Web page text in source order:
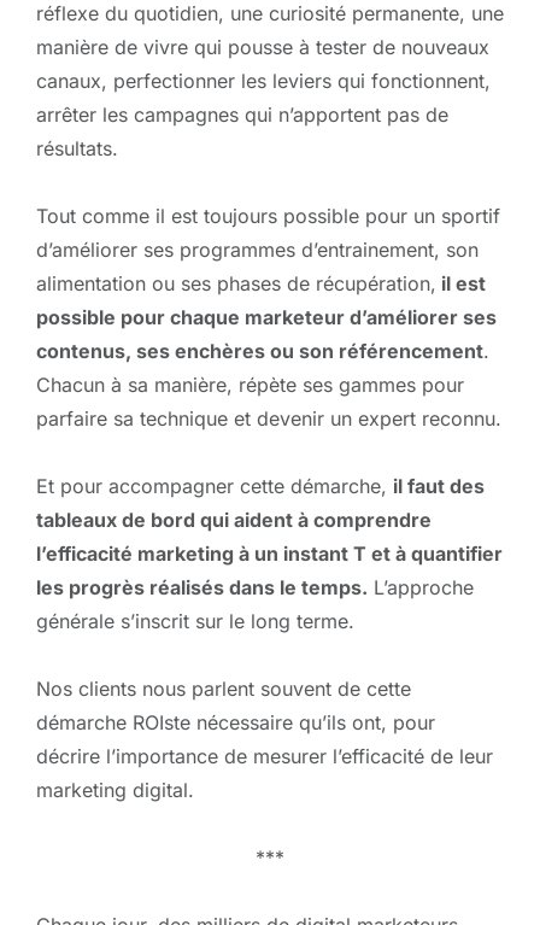
réflexe du quotidien, une curiosité permanente, une
manière de vivre qui pousse à tester de nouveaux
canaux, perfectionner les leviers qui fonctionnent,
arrêter les campagnes qui n’apportent pas de
résultats.
Tout comme il est toujours possible pour un sportif
d’améliorer ses programmes d’entrainement, son
alimentation ou ses phases de récupération, il est
possible pour chaque marketeur d’améliorer ses
contenus, ses enchères ou son référencement.
Chacun à sa manière, répète ses gammes pour
parfaire sa technique et devenir un expert reconnu.
Et pour accompagner cette démarche, il faut des
tableaux de bord qui aident à comprendre
l’efficacité marketing à un instant T et à quantifier
les progrès réalisés dans le temps. L’approche
générale s’inscrit sur le long terme.
Nos clients nous parlent souvent de cette
démarche ROIste nécessaire qu’ils ont, pour
décrire l’importance de mesurer l’efficacité de leur
marketing digital.
***